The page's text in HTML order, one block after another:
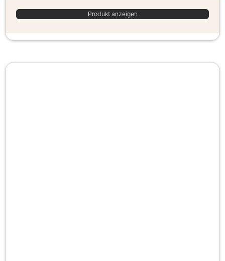
Produkt anzeigen